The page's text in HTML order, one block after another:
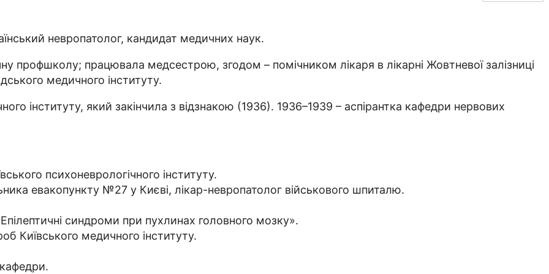
невропатолог, кандидат медичних наук.
профшколу; працювала медсестрою, згодом – помічником лікаря в лікарні Жовтневої залізниці
медичного інституту.
інституту, який закінчила з відзнакою (1936). 1936–1939 – аспірантка кафедри нервових
психоневрологічного інституту.
евакопункту №27 у Києві, лікар-невропатолог військового шпиталю.
синдроми при пухлинах головного мозку».
Київського медичного інституту.